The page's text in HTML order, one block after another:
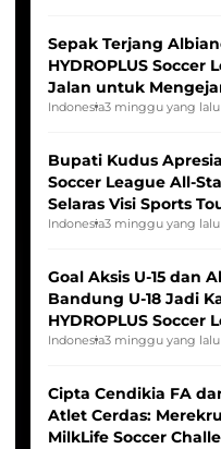
Sepak Terjang
HYDROPLUS Soccer
Jalan untuk
Indonesia Putri
Indonesia3 minggu yang lalu
Bupati Kudus
Soccer League All-
Selaras Visi Sports
Indonesia3 minggu yang lalu
Goal Aksis U-15 dan
Bandung U-18 Jadi
HYDROPLUS Soccer
2025/2026
Indonesia3 minggu yang lalu
Cipta Cendikia FA
Atlet Cerdas:
MilkLife Soccer